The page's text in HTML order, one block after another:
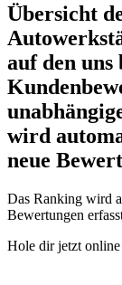
Übersicht
auf den uns
wird
neue
Das Ranking wird
Bewertungen
Hole dirjetzt